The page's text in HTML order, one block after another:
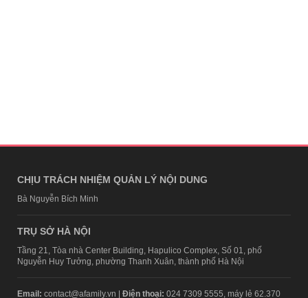
CHỊU TRÁCH NHIỆM QUẢN LÝ NỘI DUNG
Bà Nguyễn Bích Minh
TRỤ SỞ HÀ NỘI
Tầng 21, Tòa nhà Center Building, Hapulico Complex, Số 01, phố
Nguyễn Huy Tưởng, phường Thanh Xuân, thành phố Hà Nội
Email: contact@afamily.vn | Điện thoại: 024 7309 5555, máy lẻ 62.370